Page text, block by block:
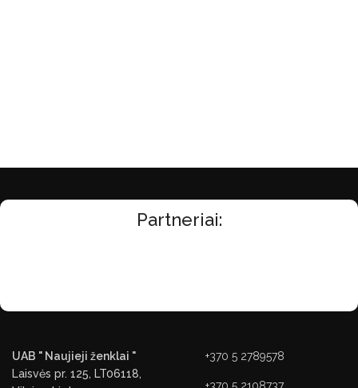
Partneriai:
UAB " Naujieji ženklai "
Laisvės pr. 125, LT06118,
+370 5 2789578